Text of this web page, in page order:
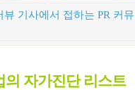
기사에서 접하는 PR 커
의 자가진단 리스트